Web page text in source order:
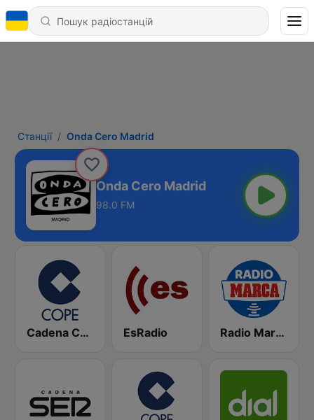
Станції Onda Cero Madrid
Onda Cero Madrid
98.0 FM
Cadena COPE EsRadio Radio Marca Nacional